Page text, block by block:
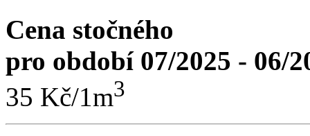
Cena stočného
pro období 07/2025 - 06/
35 Kč/1m3